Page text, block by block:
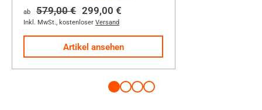
5
Sternen.
822
Bewertungen
ab 579,00 € 299,00 €
Inkl. MwSt., kostenloser Versand
Artikel ansehen